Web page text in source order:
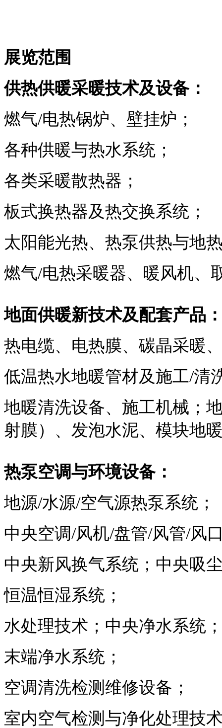
展览范围
供热供暖采暖技术及设备：
燃气/电热锅炉、壁挂炉；
各种供暖与热水系统；
各类采暖散热器；
板式换热器及热交换系统；
太阳能光热、热泵供热与地
燃气/电热采暖器、暖风机、
地面供暖新技术及配套产品
热电缆、电热膜、碳晶采暖
低温热水地暖管材及施工/清
地暖清洗设备、施工机械；
射膜）、发泡水泥、模块地
热泵空调与环境设备：
地源/水源/空气源热泵系统；
中央空调/风机/盘管/风管/风
中央新风换气系统；中央吸
恒温恒湿系统；
水处理技术；中央净水系统
末端净水系统；
空调清洗检测维修设备；
室内空气检测与净化处理技